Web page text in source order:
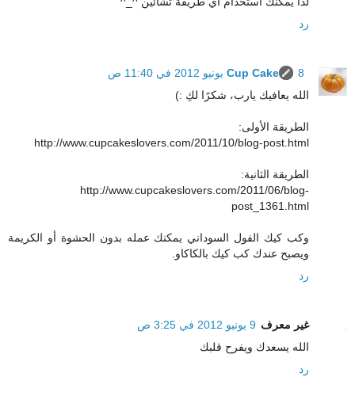
رد
Cup Cake
8 يونيو 2012 في 11:40 ص
الله يعافيك يارب، شكرًا لكِ :)
الطريقة الأولى:
http://www.cupcakeslovers.com/2011/10/blog-post.html
الطريقة الثانية:
http://www.cupcakeslovers.com/2011/06/blog-
post_1361.html
وكب كيك الفول السوداني يمكنك عمله بدون الحشوة أو الكريمة
ويصبح عندك كب كيك بالكاكاو.
رد
غير معرف 9 يونيو 2012 في 3:25 ص
الله يسعدك ويفرح قلبك
رد